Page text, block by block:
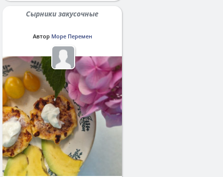
Сырники закусочные
Автор Море Перемен